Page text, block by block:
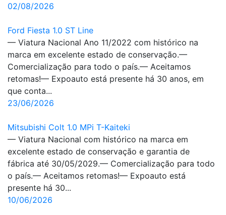
02/08/2026
Ford Fiesta 1.0 ST Line
— Viatura Nacional Ano 11/2022 com histórico na
marca em excelente estado de conservação.—
Comercialização para todo o país.— Aceitamos
retomas!— Expoauto está presente há 30 anos, em
que conta...
23/06/2026
Mitsubishi Colt 1.0 MPi T-Kaiteki
— Viatura Nacional com histórico na marca em
excelente estado de conservação e garantia de
fábrica até 30/05/2029.— Comercialização para todo
o país.— Aceitamos retomas!— Expoauto está
presente há 30...
10/06/2026